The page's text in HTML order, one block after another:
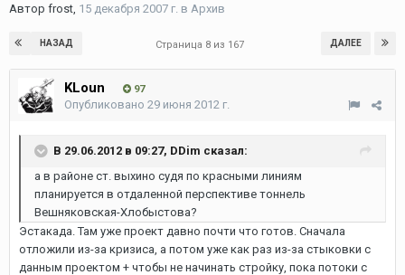
Автор frost, 15 декабря 2007 г. в Архив
НАЗАД ДАЛЕЕ
Страница 8 из 167
KLoun 97
Опубликовано 29 июня 2012 г.
В 29.06.2012 в 09:27, DDim сказал:
а в районе ст. выхино судя по красными линиям
планируется в отдаленной перспективе тоннель
Вешняковская-Хлобыстова?
Эстакада. Там уже проект давно почти что готов. Сначала
отложили из-за кризиса, а потом уже как раз из-за стыковки с
данным проектом + чтобы не начинать стройку, пока потоки с